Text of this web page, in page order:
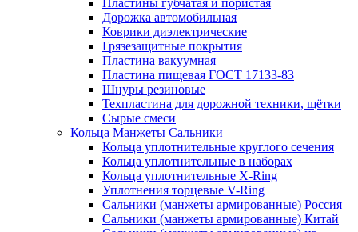
Пластины губчатая и пористая
Дорожка автомобильная
Коврики диэлектрические
Грязезащитные покрытия
Пластина вакуумная
Пластина пищевая ГОСТ 17133-83
Шнуры резиновые
Техпластина для дорожной техники, щётки
Сырые смеси
Кольца Манжеты Сальники
Кольца уплотнительные круглого сечения
Кольца уплотнительные в наборах
Кольца уплотнительные Х-Ring
Уплотнения торцевые V-Ring
Сальники (манжеты армированные) Россия
Сальники (манжеты армированные) Китай